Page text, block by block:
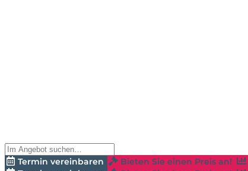
Termin vereinbaren Bieten Sie einen Preis an!